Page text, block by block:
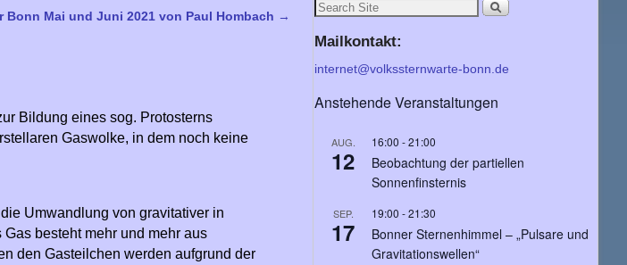
Bonn Mai und Juni 2021 von Paul Hombach →
Bildung eines sog. Protosterns
Gaswolke, in dem noch keine
Umwandlung von gravitativer in
besteht mehr und mehr aus
den Gasteilchen werden aufgrund der
Mailkontakt:
internet@volkssternwarte-bonn.de
Anstehende Veranstaltungen
AUG.
12
16:00 -21:00
Beobachtung der partiellen
Sonnenfinsternis
SEP.
17
19:00 -21:30
Bonner Sternenhimmel – „Pulsare und
Gravitationswellen“